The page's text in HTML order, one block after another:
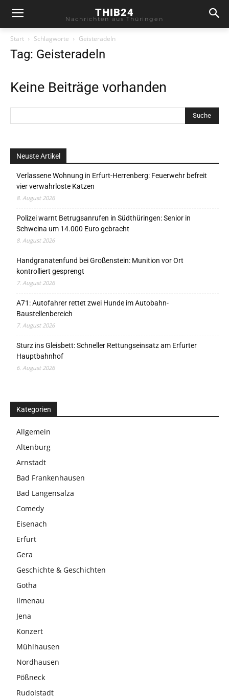
THIB24
Nachrichten aus Thüringen
Start Schlagworte Geisteradeln
Tag: Geisteradeln
Keine Beiträge vorhanden
Neuste Artikel
Verlassene Wohnung in Erfurt-Herrenberg: Feuerwehr befreit
vier verwahrloste Katzen
8. August 2026
Polizei warnt Betrugsanrufen in Südthüringen: Senior in
Schweina um 14.000 Euro gebracht
8. August 2026
Handgranatenfund bei Großenstein: Munition vor Ort
kontrolliert gesprengt
7. August 2026
A71: Autofahrer rettet zwei Hunde im Autobahn-
Baustellenbereich
7. August 2026
Sturz ins Gleisbett: Schneller Rettungseinsatz am Erfurter
Hauptbahnhof
6. August 2026
Kategorien
Allgemein
Altenburg
Arnstadt
Bad Frankenhausen
Bad Langensalza
Comedy
Eisenach
Erfurt
Gera
Geschichte & Geschichten
Gotha
Ilmenau
Jena
Konzert
Mühlhausen
Nordhausen
Pößneck
Rudolstadt